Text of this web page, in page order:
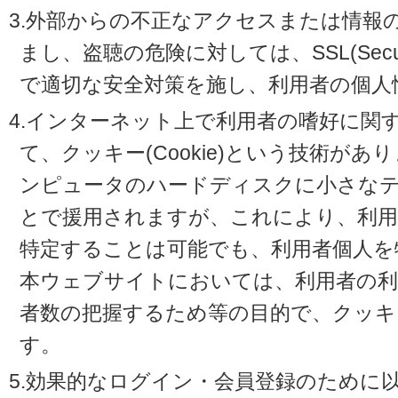
3.外部からの不正なアクセスまたは情報
まし、盗聴の危険に対しては、
で適切な安全対策を施し、利用者の個
4.インターネット上で利用者の嗜好に関
て、クッキー(Cookie)という技術があ
ンピュータのハードディスクに小さな
とで援用されますが、これにより、利
特定することは可能でも、利用者個人
本ウェブサイトにおいては、利用者の
者数の把握するため等の目的で、クッ
す。
5.効果的なログイン・会員登録のために